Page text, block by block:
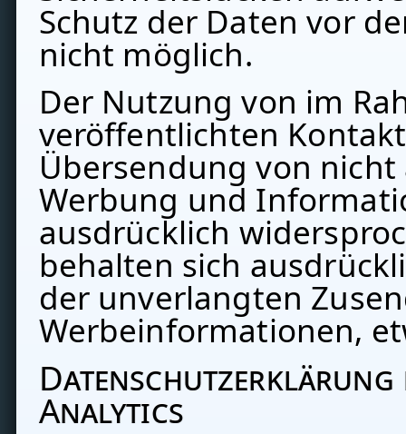
Schutz der Daten vor
nicht möglich.
Der Nutzung von im
veröffentlichten
Übersendung von
Werbung und
ausdrücklich
behalten sich
der unverlangten
Werbeinformationen,
Analytics